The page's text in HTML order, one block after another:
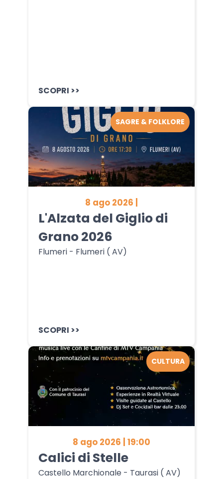
SCOPRI >>
8 ago 2026 |
L'Alzata del Giglio di
Grano 2026
Flumeri - Flumeri ( AV)
SCOPRI >>
SAGRE & FOLKLORE
8 ago 2026 | 19:00
Calici di Stelle
Castello Marchionale - Taurasi ( AV)
CULTURA